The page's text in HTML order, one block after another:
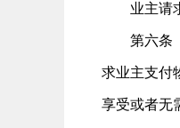
业主请求
第六条 经
求业主支付
享受或者无